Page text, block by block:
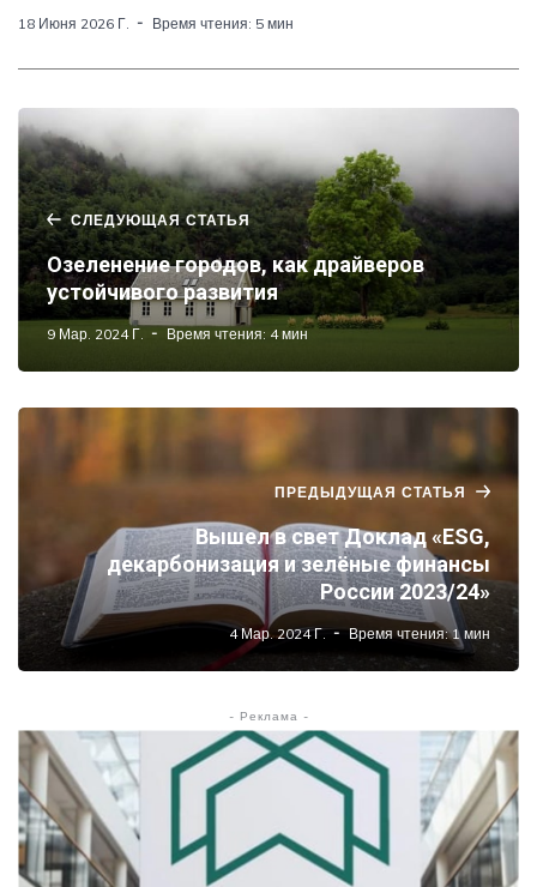
18 Июня 2026 Г. Время чтения: 5 мин
СЛЕДУЮЩАЯ СТАТЬЯ
Озеленение городов, как драйверов
устойчивого развития
9 Мар. 2024 Г. Время чтения: 4 мин
ПРЕДЫДУЩАЯ СТАТЬЯ
Вышел в свет Доклад «ESG,
декарбонизация и зелёные финансы
России 2023/24»
4 Мар. 2024 Г. Время чтения: 1 мин
- Реклама -